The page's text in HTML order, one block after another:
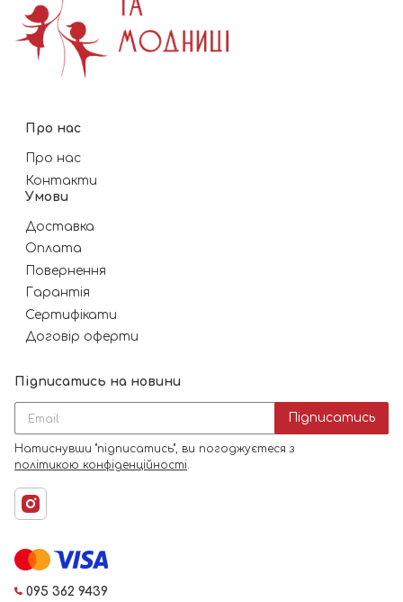
Про нас
Про нас
Контакти
Умови
Доставка
Оплата
Повернення
Гарантія
Сертифікати
Договір оферти
Підписатись на новини
Підписатись
Натиснувши "підписатись", ви погоджуєтеся з
політикою конфіденційності.
095 362 9439